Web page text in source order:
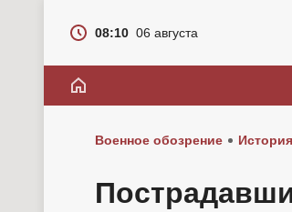
08:10 06 августа
Военное обозрение История